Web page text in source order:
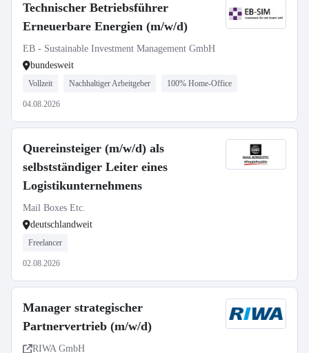
Technischer Betriebsführer
Erneuerbare Energien (m/w/d)
EB - Sustainable Investment Management GmbH
bundesweit
Vollzeit Nachhaltiger Arbeitgeber 100% Home-Office
04.08.2026
Quereinsteiger (m/w/d) als
selbstständiger Leiter eines
Logistikunternehmens
Mail Boxes Etc.
deutschlandweit
Freelancer
02.08.2026
Manager strategischer
Partnervertrieb (m/w/d)
RIWA GmbH